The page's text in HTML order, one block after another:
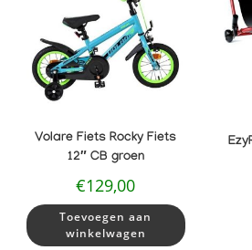
Volare Fiets Rocky Fiets
12″ CB groen
€129,00
Toevoegen aan
winkelwagen